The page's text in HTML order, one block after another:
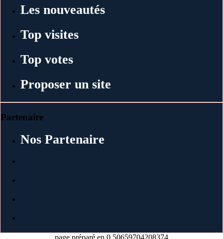
Les nouveautés
Top visites
Top votes
Proposer un site
Partenaire
Nos Partenaire
page préparé en 0.50659704208374